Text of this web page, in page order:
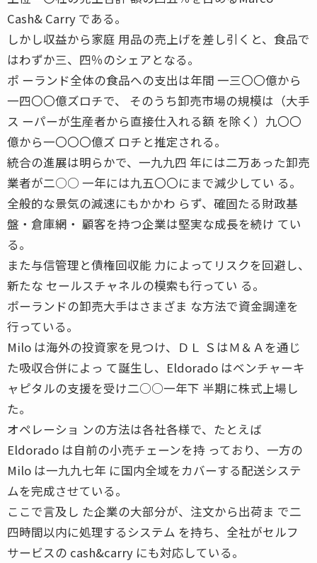
Cash& Carry である。
しかし収益から家庭 用品の売上げを差し引くと、食品で
はわずか三、四％のシェアとなる。
ポ ーランド全体の食品への支出は年間 一三〇〇億から
一四〇〇億ズロチで、 そのうち卸売市場の規模は（大手
ス ーパーが生産者から直接仕入れる額 を除く）九〇〇
億から一〇〇〇億ズ ロチと推定される。
統合の進展は明らかで、一九九四 年には二万あった卸売
業者が二○○ 一年には九五〇〇にまで減少してい る。
全般的な景気の減速にもかかわ らず、確固たる財政基
盤・倉庫網・ 顧客を持つ企業は堅実な成長を続け てい
る。
また与信管理と債権回収能 力によってリスクを回避し、
新たな セールスチャネルの模索も行ってい る。
ポーランドの卸売大手はさまざま な方法で資金調達を
行っている。
Milo は海外の投資家を見つけ、ＤＬ ＳはＭ＆Ａを通じ
た吸収合併によっ て誕生し、Eldorado はベンチャーキ
ャピタルの支援を受け二○○一年下 半期に株式上場し
た。
オペレーショ ンの方法は各社各様で、たとえば
Eldorado は自前の小売チェーンを持 っており、一方の
Milo は一九九七年 に国内全域をカバーする配送システ
ムを完成させている。
ここで言及し た企業の大部分が、注文から出荷ま で二
四時間以内に処理するシステム を持ち、全社がセルフ
サービスの cash&carry にも対応している。